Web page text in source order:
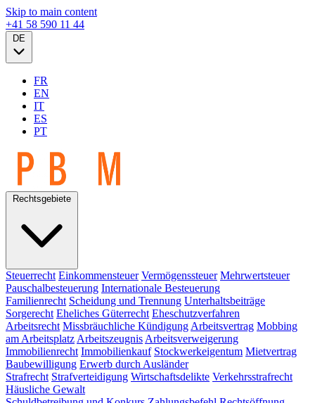
Skip to main content
+41 58 590 11 44
FR
EN
IT
ES
PT
Steuerrecht Einkommensteuer Vermögenssteuer Mehrwertsteuer
Pauschalbesteuerung Internationale Besteuerung
Familienrecht Scheidung und Trennung Unterhaltsbeiträge
Sorgerecht Eheliches Güterrecht Eheschutzverfahren
Arbeitsrecht Missbräuchliche Kündigung Arbeitsvertrag Mobbing
am Arbeitsplatz Arbeitszeugnis Arbeitsverweigerung
Immobilienrecht Immobilienkauf Stockwerkeigentum Mietvertrag
Baubewilligung Erwerb durch Ausländer
Strafrecht Strafverteidigung Wirtschaftsdelikte Verkehrsstrafrecht
Häusliche Gewalt